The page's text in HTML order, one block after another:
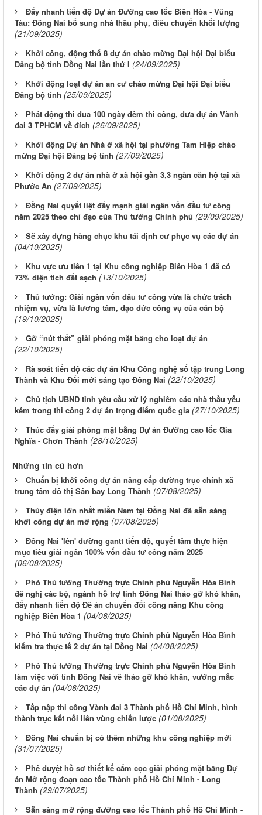
Đẩy nhanh tiến độ Dự án Đường cao tốc Biên Hòa - Vũng
Tàu: Đồng Nai bổ sung nhà thầu phụ, điều chuyển khối lượng
(21/09/2025)
Khởi công, động thổ 8 dự án chào mừng Đại hội Đại biểu
Đảng bộ tỉnh Đồng Nai lần thứ I (24/09/2025)
Khởi động loạt dự án an cư chào mừng Đại hội Đại biểu
Đảng bộ tỉnh (25/09/2025)
Phát động thi đua 100 ngày đêm thi công, đưa dự án Vành
đai 3 TPHCM về đích (26/09/2025)
Khởi động Dự án Nhà ở xã hội tại phường Tam Hiệp chào
mừng Đại hội Đảng bộ tỉnh (27/09/2025)
Khởi động 2 dự án nhà ở xã hội gần 3,3 ngàn căn hộ tại xã
Phước An (27/09/2025)
Đồng Nai quyết liệt đẩy mạnh giải ngân vốn đầu tư công
năm 2025 theo chỉ đạo của Thủ tướng Chính phủ (29/09/2025)
Sẽ xây dựng hàng chục khu tái định cư phục vụ các dự án
(04/10/2025)
Khu vực ưu tiên 1 tại Khu công nghiệp Biên Hòa 1 đã có
73% diện tích đất sạch (13/10/2025)
Thủ tướng: Giải ngân vốn đầu tư công vừa là chức trách
nhiệm vụ, vừa là lương tâm, đạo đức công vụ của cán bộ
(19/10/2025)
Gỡ “nút thắt” giải phóng mặt bằng cho loạt dự án
(22/10/2025)
Rà soát tiến độ các dự án Khu Công nghệ số tập trung Long
Thành và Khu Đổi mới sáng tạo Đồng Nai (22/10/2025)
Chủ tịch UBND tỉnh yêu cầu xử lý nghiêm các nhà thầu yếu
kém trong thi công 2 dự án trọng điểm quốc gia (27/10/2025)
Thúc đẩy giải phóng mặt bằng Dự án Đường cao tốc Gia
Nghĩa - Chơn Thành (28/10/2025)
Những tin cũ hơn
Chuẩn bị khởi công dự án nâng cấp đường trục chính xã
trung tâm đô thị Sân bay Long Thành (07/08/2025)
Thủy điện lớn nhất miền Nam tại Đồng Nai đã sẵn sàng
khởi công dự án mở rộng (07/08/2025)
Đồng Nai 'lên' đường gantt tiến độ, quyết tâm thực hiện
mục tiêu giải ngân 100% vốn đầu tư công năm 2025
(06/08/2025)
Phó Thủ tướng Thường trực Chính phủ Nguyễn Hòa Bình
đề nghị các bộ, ngành hỗ trợ tỉnh Đồng Nai tháo gỡ khó khăn,
đẩy nhanh tiến độ Đề án chuyển đổi công năng Khu công
nghiệp Biên Hòa 1 (04/08/2025)
Phó Thủ tướng Thường trực Chính phủ Nguyễn Hòa Bình
kiểm tra thực tế 2 dự án tại Đồng Nai (04/08/2025)
Phó Thủ tướng Thường trực Chính phủ Nguyễn Hòa Bình
làm việc với tỉnh Đồng Nai về tháo gỡ khó khăn, vướng mắc
các dự án (04/08/2025)
Tấp nập thi công Vành đai 3 Thành phố Hồ Chí Minh, hình
thành trục kết nối liên vùng chiến lược (01/08/2025)
Đồng Nai chuẩn bị có thêm những khu công nghiệp mới
(31/07/2025)
Phê duyệt hồ sơ thiết kế cắm cọc giải phóng mặt bằng Dự
án Mở rộng đoạn cao tốc Thành phố Hồ Chí Minh - Long
Thành (29/07/2025)
Sẵn sàng mở rộng đường cao tốc Thành phố Hồ Chí Minh -